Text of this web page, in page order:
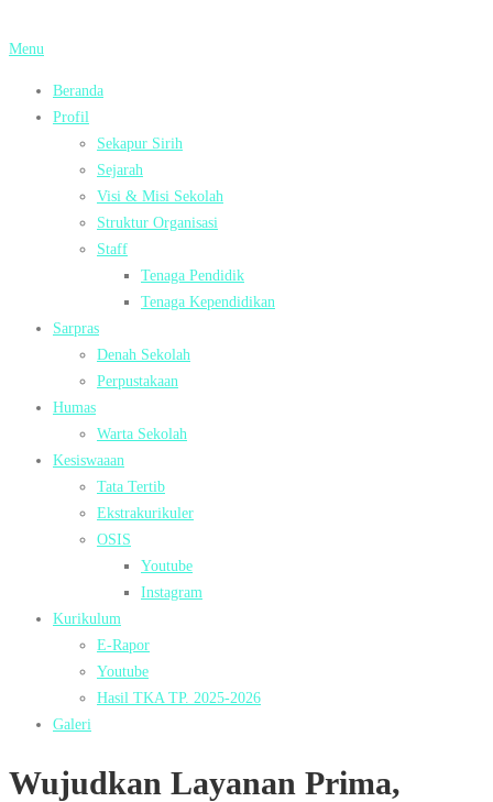
ke
Menu
Beranda
Profil
Sekapur Sirih
Sejarah
Visi & Misi Sekolah
Struktur Organisasi
Staff
Tenaga Pendidik
Tenaga Kependidikan
Sarpras
Denah Sekolah
Perpustakaan
Humas
Warta Sekolah
Kesiswaaan
Tata Tertib
Ekstrakurikuler
OSIS
Youtube
Instagram
Kurikulum
E-Rapor
Youtube
Hasil TKA TP. 2025-2026
Galeri
Wujudkan Layanan Prima,